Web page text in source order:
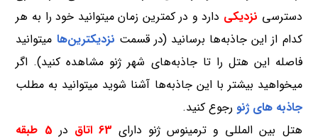
دسترسی نزدیکی دارد و در کمترین زمان میتوانید خود را به هر
کدام از این جاذبه‌ها برسانید (در قسمت نزدیکترین‌ها میتوانید
فاصله این هتل را تا جاذبه‌های شهر ژنو مشاهده کنید). اگر
میخواهید بیشتر با این جاذبه‌ها آشنا شوید میتوانید به مطلب
جاذبه های ژنو رجوع کنید.
هتل بین المللی و ترمینوس ژنو دارای 63 اتاق در 5 طبقه